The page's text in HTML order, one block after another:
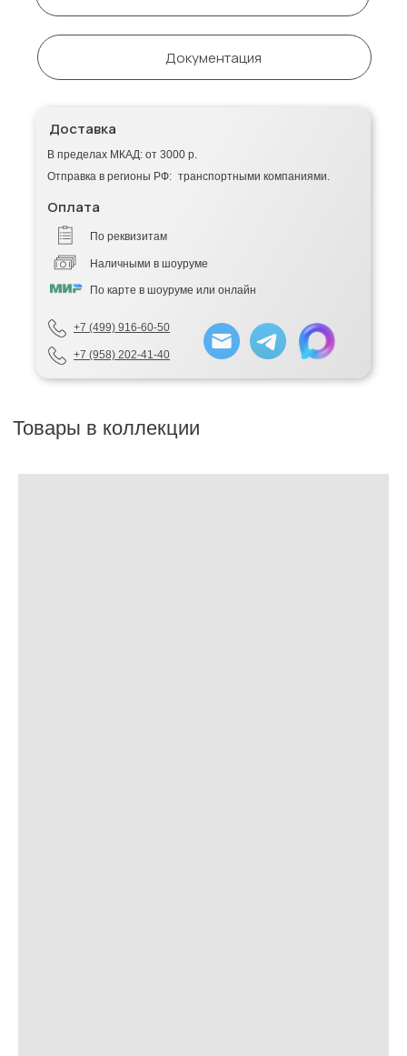
+7 (958) 202-41-40
+7 (499) 916-60-50
По реквизитам
Наличными в шоуруме
По карте в шоуруме или онлайн
Оплата
Доставка
В пределах МКАД: от 3000 р.
Отправка в регионы РФ: транспортными компаниями.
Документация